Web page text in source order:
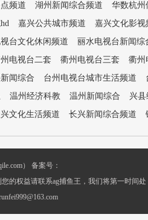
频道 湖州新闻综合频道
华数杭州
嘉兴公共城市频道
嘉兴文化影视
台文化休闲频道
丽水电视台新闻综
电视台二套 衢州电视台三套
衢州
闻综合 台州电视台城市生活频道
温州经济科教 温州新闻综合
兴
文化生活频道 长兴新闻综合频道
） 备案号：
的权益请联系ag捕鱼王，我们将第一时间处